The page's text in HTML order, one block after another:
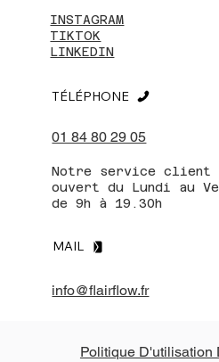
INSTAGRAM
TIKTOK
LINKEDIN
01 84 80 29 05
TÉLÉPHONE
Notre service client
ouvert du Lundi au
de 9h à 19.30h
MAIL
info@flairflow.fr
Politique D'utilisation